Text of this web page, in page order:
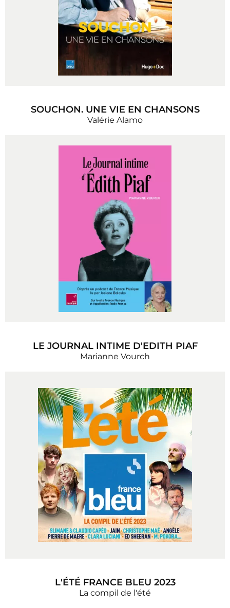
SOUCHON. UNE VIE EN CHANSONS
Valérie Alamo
LE JOURNAL INTIME D'EDITH PIAF
Marianne Vourch
L'ÉTÉ FRANCE BLEU 2023
La compil de l'été